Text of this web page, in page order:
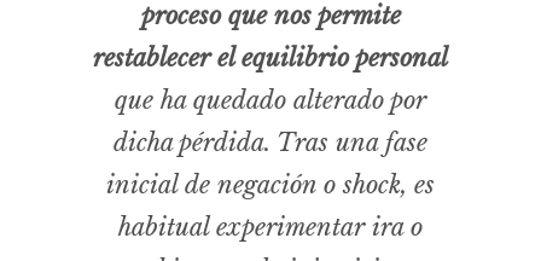
proceso que nos permite
restablecer el equilibrio personal
que ha quedado alterado por
dicha pérdida. Tras una fase
inicial de negación o shock, es
habitual experimentar ira o